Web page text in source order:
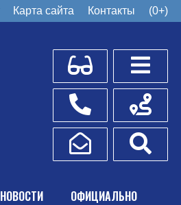
Карта сайта Контакты (0+)
Для слабовидящих
Телефоны
Написать обращение
Схема
НОВОСТИ ОФИЦИАЛЬНО